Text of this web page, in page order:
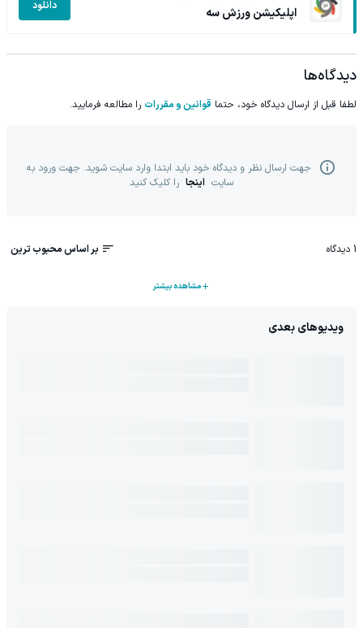
اپلیکیشن ورزش سه دانلود
دیدگاه‌ها
لطفا قبل از ارسال دیدگاه خود، حتما قوانین و مقررات را مطالعه فرمایید.
جهت ارسال نظر و دیدگاه خود باید ابتدا وارد سایت شوید. جهت ورود به
سایت اینجا را کلیک کنید
1 دیدگاه بر اساس محبوب ترین
مشاهده بیشتر
ویدیوهای بعدی